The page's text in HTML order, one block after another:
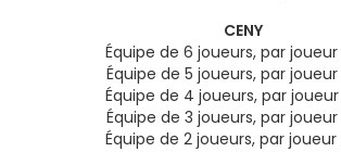
CENY
Équipe de 6 joueurs, par
Équipe de 5 joueurs, par
Équipe de 4 joueurs, par
Équipe de 3 joueurs, par
Équipe de 2 joueurs, par